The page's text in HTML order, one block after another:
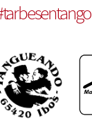
tarbesentango